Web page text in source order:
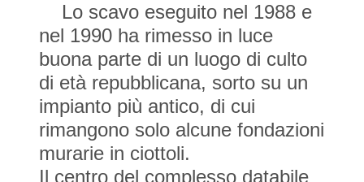
Lo scavo eseguito nel 1988 e
nel 1990 ha rimesso in luce
buona parte di un luogo di culto
di età repubblicana, sorto su un
impianto più antico, di cui
rimangono solo alcune fondazioni
murarie in ciottoli.
Il centro del complesso databile